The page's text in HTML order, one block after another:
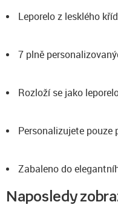
Leporelo z lesklého
7 plně
Rozloží se jako
Personalizujete pouze
Zabaleno do
Naposledy